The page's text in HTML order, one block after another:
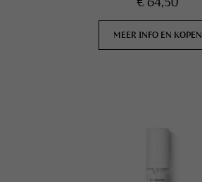
MEER INFO EN KOPEN